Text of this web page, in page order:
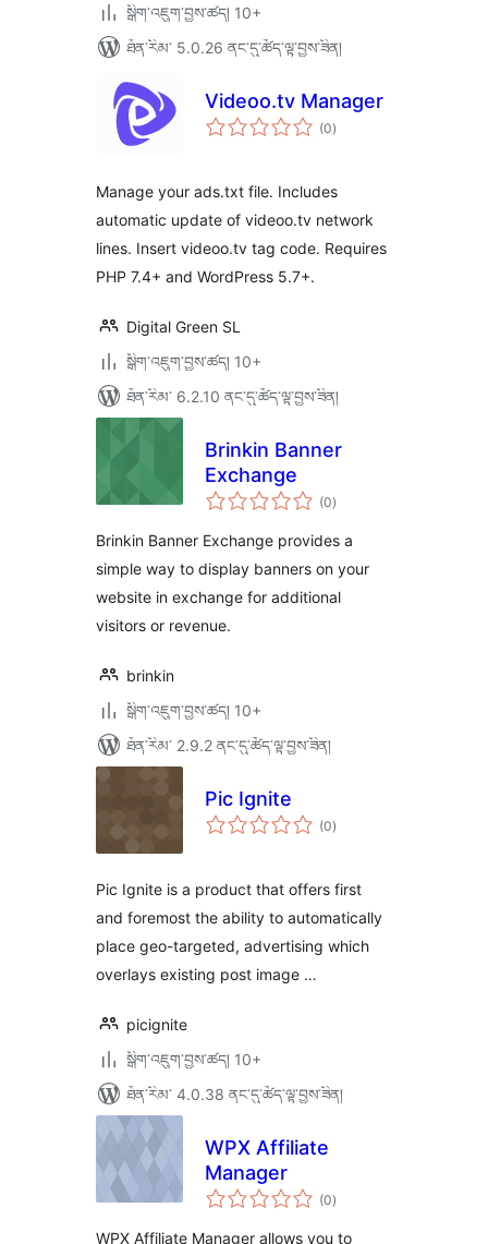
སྒྲིག་འཇུག་བྱས་ཚད། 10+
ཐོན་རིམ་ 5.0.26 ནང་དུ་ཚོད་ལྟ་བྱས་ཟིན།
Videoo.tv Manager
(0གདེང་
འཇོག་
)
Manage your ads.txt file. Includes
automatic update of videoo.tv network
lines. Insert videoo.tv tag code. Requires
PHP 7.4+ and WordPress 5.7+.
Digital Green SL
སྒྲིག་འཇུག་བྱས་ཚད། 10+
ཐོན་རིམ་ 6.2.10 ནང་དུ་ཚོད་ལྟ་བྱས་ཟིན།
Brinkin Banner
Exchange
(0གདེང་
འཇོག་
ཚང་།
)
Brinkin Banner Exchange provides a
simple way to display banners on your
website in exchange for additional
visitors or revenue.
brinkin
སྒྲིག་འཇུག་བྱས་ཚད། 10+
ཐོན་རིམ་ 2.9.2 ནང་དུ་ཚོད་ལྟ་བྱས་ཟིན།
Pic Ignite
(0གདེང་
འཇོག་
)
Pic Ignite is a product that offers first
and foremost the ability to automatically
place geo-targeted, advertising which
overlays existing post image …
picignite
སྒྲིག་འཇུག་བྱས་ཚད། 10+
ཐོན་རིམ་ 4.0.38 ནང་དུ་ཚོད་ལྟ་བྱས་ཟིན།
WPX Affiliate
Manager
(0གདེང་
འཇོག་
ཚང་།
)
WPX Affiliate Manager allows you to